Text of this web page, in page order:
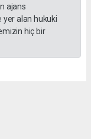
ajans
yer alan hukuki
hiç bir